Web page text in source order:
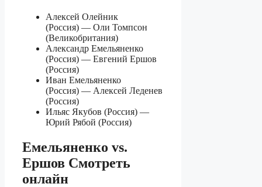
Алексей Олейник
(Россия) — Оли Томпсон
(Великобритания)
Александр Емельяненко
(Россия) — Евгений Ершов
(Россия)
Иван Емельяненко
(Россия) — Алексей Леденев
(Россия)
Ильяс Якубов (Россия) —
Юрий Рябой (Россия)
Емельяненко vs.
Ершов Смотреть
онлайн